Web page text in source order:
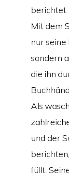
berichtet.
Mit dem
nur seine
sondern
die ihn
Als
und der
füllt.